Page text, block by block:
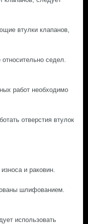
втулки клапанов,
седел.
работ необходимо
отверстия втулок
и раковин.
шлифованием.
использовать